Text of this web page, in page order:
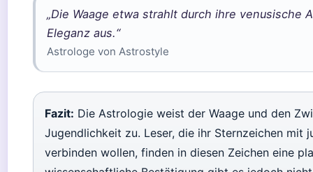
„Die Waage etwa strahlt durch ihre venusische
Eleganz aus.“
Astrologe von Astrostyle
Fazit: Die Astrologie weist der Waage und den
Jugendlichkeit zu. Leser, die ihr Sternzeichen mit
verbinden wollen, finden in diesen Zeichen eine